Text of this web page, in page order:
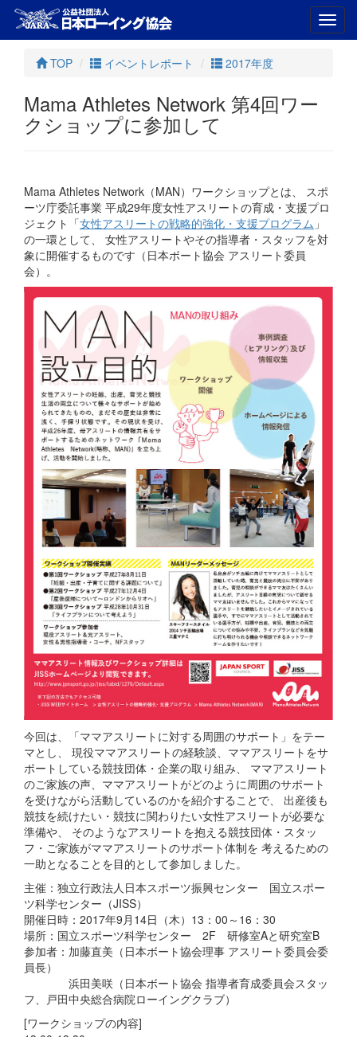
TOP
イベントレポート 2017年度
Mama Athletes Network 第4回ワー
クショップに参加して
Mama Athletes Network（MAN）ワークショップとは、 スポ
ーツ庁委託事業 平成29年度女性アスリートの育成・支援プロ
ジェクト「女性アスリートの戦略的強化・支援プログラム 」
の一環として、 女性アスリートやその指導者・スタッフを対
象に開催するものです（日本ボート協会 アスリート委員
会）。
今回は、「ママアスリートに対する周囲のサポート」をテー
マとし、 現役ママアスリートの経験談、ママアスリートをサ
ポートしている競技団体・企業の取り組み、 ママアスリート
のご家族の声、ママアスリートがどのように周囲のサポート
を受けながら活動しているのかを紹介することで、 出産後も
競技を続けたい・競技に関わりたい女性アスリートが必要な
準備や、 そのようなアスリートを抱える競技団体・スタッ
フ・ご家族がママアスリートのサポート体制を 考えるための
一助となることを目的として参加しました。
主催：独立行政法人日本スポーツ振興センター 国立スポー
ツ科学センター（JISS）
開催日時：2017年9月14日（木）13：00～16：30
場所：国立スポーツ科学センター 2F 研修室Aと研究室B
参加者：加藤直美（日本ボート協会理事 アスリート委員会委
員長）
浜田美咲（日本ボート協会 指導者育成委員会スタッ
フ、戸田中央総合病院ローイングクラブ）
[ワークショップの内容]